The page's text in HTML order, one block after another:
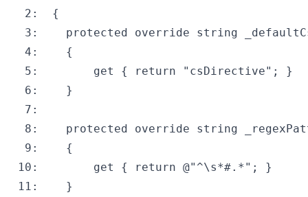
  2:
  3:
protected override
string
  4:
  5:
  		get {
return "csDirective"
  6:
  7:
  8:
protected override
string
  9:
10:
  		get {
return @"^\s*#.*"
11: